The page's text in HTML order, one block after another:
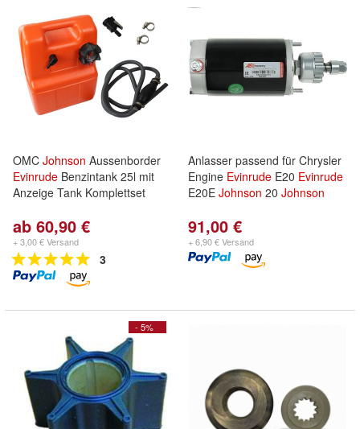
OMC Johnson Aussenborder
Evinrude Benzintank 25l mit
Anzeige Tank Komplettset
ab 60,90 €
+ 3,00 € Versand
3
Anlasser passend für Chrysler
Engine Evinrude E20 Evinrude
E20E Johnson 20 Johnson
91,00 €
+ 6,90 € Versand
- 5%